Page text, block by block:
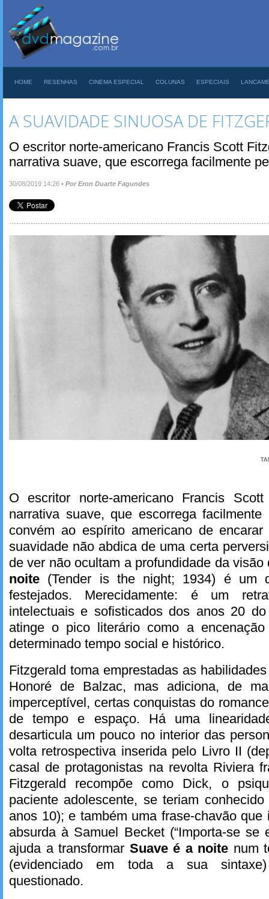
HOME RESENHAS CINEMA ESPECIAL COLUNAS ESPECIAIS
A SUAVIDADE SINUOSA DE
O escritor norte-americano Francis Scott
narrativa suave, que escorrega facilmente
30/08/2019 14:26 • Por Eron Duarte Fagundes
O escritor norte-americano Francis
narrativa suave, que escorrega
convém ao espírito americano de
suavidade não abdica de uma certa
de ver não ocultam a profundidade da
noite (Tender is the night; 1934) é um
festejados. Merecidamente: é um
intelectuais e sofisticados dos anos 20
atinge o pico literário como a
determinado tempo social e histórico.
Fitzgerald toma emprestadas as
Honoré de Balzac, mas adiciona, de
imperceptível, certas conquistas do
de tempo e espaço. Há uma
desarticula um pouco no interior das
volta retrospectiva inserida pelo Livro II
casal de protagonistas na revolta Riviera
Fitzgerald recompõe como Dick, o
paciente adolescente, se teriam
anos 10); e também uma frase-chavão
absurda à Samuel Becket (“Importa-se se
ajuda a transformar Suave é a noite num
(evidenciado em toda a sua sintaxe)
questionado.